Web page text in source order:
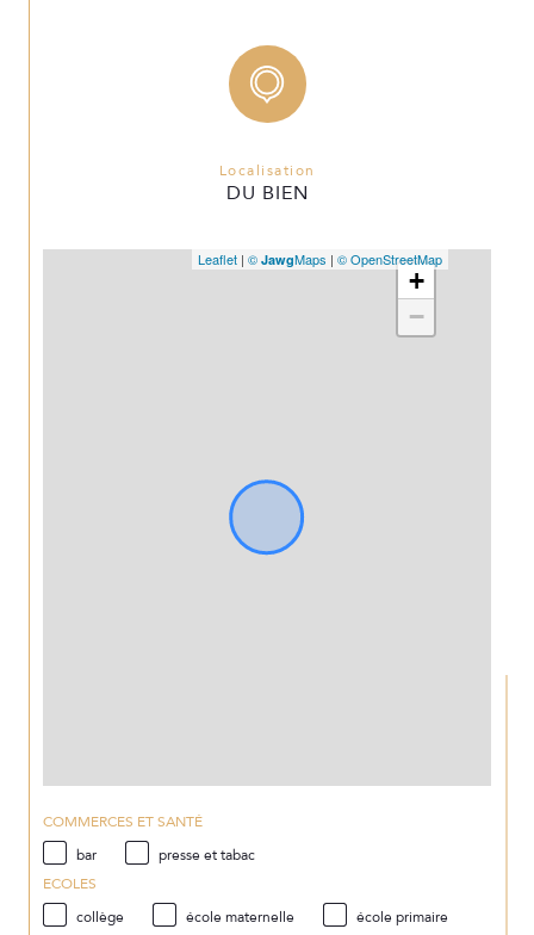
Localisation
DU BIEN
+
−
Leaflet | © JawgMaps | © OpenStreetMap
COMMERCES ET SANTÉ
bar
presse et tabac
ECOLES
collège
école maternelle école primaire